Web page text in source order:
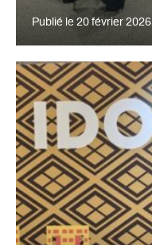
Publié le 20 février 2026